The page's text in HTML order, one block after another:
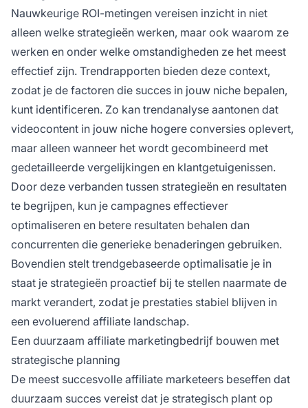
Nauwkeurige ROI-metingen vereisen inzicht in niet
alleen welke strategieën werken, maar ook waarom ze
werken en onder welke omstandigheden ze het meest
effectief zijn. Trendrapporten bieden deze context,
zodat je de factoren die succes in jouw niche bepalen,
kunt identificeren. Zo kan trendanalyse aantonen dat
videocontent in jouw niche hogere conversies oplevert,
maar alleen wanneer het wordt gecombineerd met
gedetailleerde vergelijkingen en klantgetuigenissen.
Door deze verbanden tussen strategieën en resultaten
te begrijpen, kun je campagnes effectiever
optimaliseren en betere resultaten behalen dan
concurrenten die generieke benaderingen gebruiken.
Bovendien stelt trendgebaseerde optimalisatie je in
staat je strategieën proactief bij te stellen naarmate de
markt verandert, zodat je prestaties stabiel blijven in
een evoluerend affiliate landschap.
Een duurzaam affiliate marketingbedrijf bouwen met
strategische planning
De meest succesvolle affiliate marketeers beseffen dat
duurzaam succes vereist dat je strategisch plant op